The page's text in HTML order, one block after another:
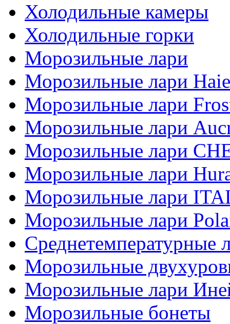
Холодильные камеры
Холодильные горки
Морозильные лари
Морозильные лари
Морозильные лари
Морозильные лари
Морозильные лари
Морозильные лари
Морозильные лари
Морозильные лари
Среднетемпературные
Морозильные
Морозильные лари
Морозильные бонеты